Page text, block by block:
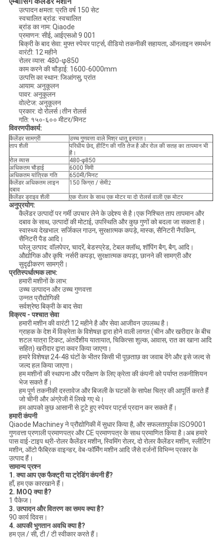
PRIVACY
POLICY
उत्पादन क्षमता: प्रति वर्ष 150 सेट
स्वचालित ब्रांड: स्वचालित
ब्रांड का नाम: Qiaode
प्रमाणन: सीई, आईएसओ 9 001
बिक्री के बाद सेवा: मुफ्त स्पेयर पार्ट्स, वीडियो तकनीकी सहायता, ऑनलाइन समर्थन
वारंटी: 12 महीने
रोलर व्यास: 480-φ850
काम करने की चौड़ाई: 1600-6000mm
उत्पत्ति का स्थान: जिआंगसु, प्रांत
आयाम: अनुकूलन
पावर: अनुकूलन
वोल्टेज: अनुकूलन
प्रकार: दो रोलर्स।तीन रोलर्स
गति: १५०-६०० मीटर/मिनट
विवरणपीकार्य:
कैलेंडर सामग्री
उच्च गुणवत्ता वाले मिश्र धातु इस्पात।
ताप शैली
परिधीय छेद, हीटिंग की गति तेज है और रोल की सतह का तापमान भी
है।
रोल व्यास
480-φ850
अधिकतम चौड़ाई
6000 मिमी
अधिकतम यांत्रिक गति
650मी/मिनट
कैलेंडर अधिकतम लाइन
दबाव
150 किग्रा / सेमी2
कैलेंडर ड्राइव शैली एक रोलर के साथ एक मोटर या दो रोलर्स वाली एक मोटर
अनुप्रयोग:
कैलेंडर उत्पादों पर गर्मी उपचार लेने के उद्देश्य से है।एक निश्चित ताप तापमान और
दबाव के साथ, उत्पादों की मोटाई, उपस्थिति और कुछ गुणों को बदला जा सकता है।
स्वास्थ्य देखभाल: सर्जिकल गाउन, सुरक्षात्मक कपड़े, मास्क, सैनिटरी नैपकिन,
सैनिटरी पैड आदि।
घरेलू उत्पाद: वॉलपेपर, चादरें, बेडस्प्रेड, टेबल क्लॉथ, शॉपिंग बैग, बैग, आदि।
औद्योगिक और कृषि: नर्सरी कपड़ा, सुरक्षात्मक कपड़ा, छानने की सामग्री और
सुदृढीकरण सामग्री।
प्रतिस्पर्धात्मक लाभ:
हमारी मशीनों के लाभ:
उच्च उत्पादन और उच्च गुणवत्ता
उन्नत प्रौद्योगिकी
सर्वश्रेष्ठ बिक्री के बाद सेवा
विक्रय - पश्चात सेवा
हमारी मशीन की वारंटी 12 महीने है और सेवा आजीवन उपलब्ध है।
ग्राहक के देश में विक्रेता के विशेषज्ञ द्वारा होने वाली लागत (चीन और खरीदार के बीच
शटल यात्रा टिकट, अंतर्देशीय यातायात, चिकित्सा शुल्क, आवास, रात का खाना आदि
सहित) खरीदार द्वारा कवर किया जाएगा।
हमारे विशेषज्ञ 24-48 घंटों के भीतर किसी भी पूछताछ का जवाब देंगे और इसे जल्द से
जल्द हल किया जाएगा।
हम मशीनों की स्थापना और परीक्षण के लिए क्रेता की कंपनी को पर्याप्त तकनीशियन
भेज सकते हैं।
हम पूर्ण तकनीकी दस्तावेज और बिजली के घटकों के सापेक्ष चित्र की आपूर्ति करते हैं
जो चीनी और अंग्रेजी में लिखे गए थे।
हम आपको कुछ आसानी से टूटे हुए स्पेयर पार्ट्स प्रदान कर सकते हैं।
हमारी कंपनी
Qiaode Machiney ने प्रौद्योगिकी में सुधार किया है, और सफलतापूर्वक ISO9001
गुणवत्ता प्रणाली प्रमाणपत्र और CE प्रमाणपत्र के साथ प्रमाणित किया है।अब हमारे
पास वाई-टाइप थ्री-रोलर कैलेंडर मशीन, स्विमिंग रोलर, दो रोलर कैलेंडर मशीन, स्लीटिंग
मशीन, ऑटो फैब्रिक वाइन्डर, वेब-फॉर्मिंग मशीन आदि जैसे दर्जनों विभिन्न प्रकार के
उत्पाद हैं।
सामान्य प्रश्न
1. क्या आप एक फैक्ट्री या ट्रेडिंग कंपनी हैं?
हाँ, हम एक कारखाने हैं।
2. MOQ क्या है?
1 पैकेज।
3. उत्पादन और वितरण का समय क्या है?
90 कार्य दिवस।
4. आपकी भुगतान अवधि क्या है?
हम एल / सी, टी / टी स्वीकार करते हैं।